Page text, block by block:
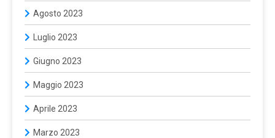
Agosto 2023
Luglio 2023
Giugno 2023
Maggio 2023
Aprile 2023
Marzo 2023